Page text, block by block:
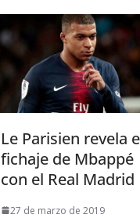
Le Parisien revela
fichaje de Mbappé
con el Real Madrid
27 de marzo de 2019